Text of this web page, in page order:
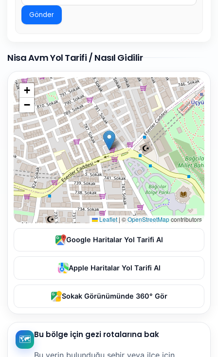
Gönder
Nisa Avm Yol Tarifi / Nasıl Gidilir
+
−
Leaflet | ©OpenStreetMapcontributors
Google Haritalar Yol Tarifi Al
Apple Haritalar Yol Tarifi Al
Sokak Görünümünde 360° Gör
🗺️ Bu bölge için gezi rotalarına bak
Bu yerin bulunduğu şehir veya ilçe için